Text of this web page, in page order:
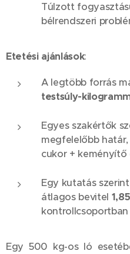
Túlzott
bélrendszeri
Etetési ajánlások:
A legtöbb forrás
testsúly-
Egyes szakértők
megfelelőbb
cukor +
Egy kutatás
átlagos bevitel
kontrollcsoportban
Egy 500 kg-os ló